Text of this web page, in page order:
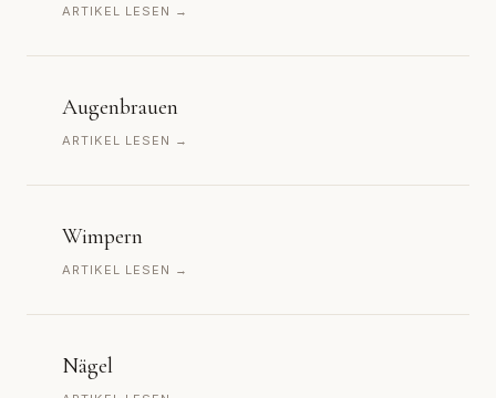
ARTIKEL LESEN →
Augenbrauen
ARTIKEL LESEN →
Wimpern
ARTIKEL LESEN →
Nägel